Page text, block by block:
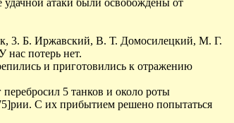
удачной атаки были освобождены от
3. Б. Иржавский, В. Т. Домосилецкий, М. Г.
потерь нет.
и приготовились к отражению
5 танков и около роты
С их прибытием решено попытаться